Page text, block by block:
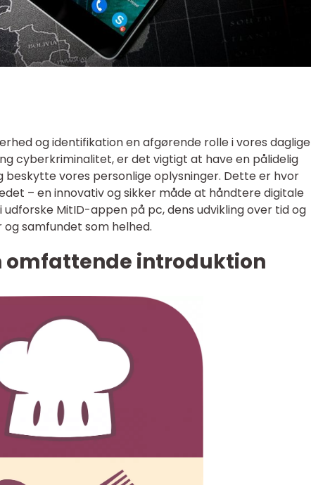
og identifikation en afgørende rolle i vores daglige
cyberkriminalitet, er det vigtigt at have en pålidelig
vores personlige oplysninger. Dette er hvor
– en innovativ og sikker måde at håndtere digitale
MitID-appen på pc, dens udvikling over tid og
samfundet som helhed.
omfattende introduktion